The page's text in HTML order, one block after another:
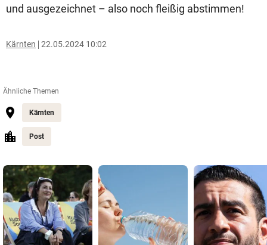
und ausgezeichnet – also noch fleißig abstimmen!
Kärnten 22.05.2024 10:02
Ähnliche Themen
Kärnten
Post